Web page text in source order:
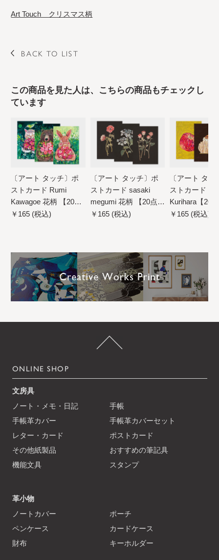
Art Touch クリスマス柄
BACK TO LIST
この商品を見た人は、こちらの商品もチェックし
ています
〔アート タッチ〕ポ
ストカード Rumi
Kawagoe 花柄 【20点
までネコポス配送可】
￥165 (税込)
〔アート タッチ〕ポ
ストカード sasaki
megumi 花柄 【20点ま
でネコポス配送可】
￥165 (税込)
〔アート タッ
ストカード
Kurihara【20
コポス配送可
￥165 (税込)
ONLINE SHOP
文房具
ノート・メモ・日記
手帳
手帳革カバー
手帳革カバーセット
レター・カード
ポストカード
その他紙製品
おすすめの筆記具
機能文具
スタンプ
革小物
ノートカバー
ポーチ
ペンケース
カードケース
財布
キーホルダー